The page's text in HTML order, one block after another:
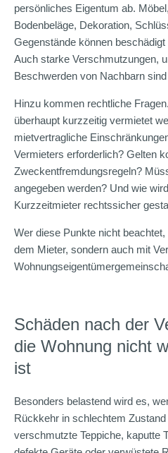
persönliches Eigentum ab.
Bodenbeläge, Dekoration,
Gegenstände können
Auch starke Verschmutzungen,
Beschwerden von Nachbarn
Hinzu kommen rechtliche
überhaupt kurzzeitig vermietet
mietvertragliche
Vermieters erforderlich? Gelten
Zweckentfremdungsregeln?
angegeben werden? Und wie
Kurzzeitmieter rechtssicher
Wer diese Punkte nicht
dem Mieter, sondern auch mit
Schäden nach der
die Wohnung nicht
ist
Besonders belastend wird es,
Rückkehr in schlechtem
verschmutzte Teppiche, kaputte